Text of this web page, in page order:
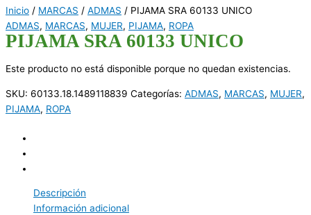
Inicio / MARCAS / ADMAS / PIJAMA SRA 60133 UNICO
ADMAS, MARCAS, MUJER, PIJAMA, ROPA
PIJAMA SRA 60133 UNICO
Este producto no está disponible porque no quedan existencias.
SKU: 60133.18.1489118839 Categorías: ADMAS, MARCAS, MUJER,
PIJAMA, ROPA
Descripción
Información adicional